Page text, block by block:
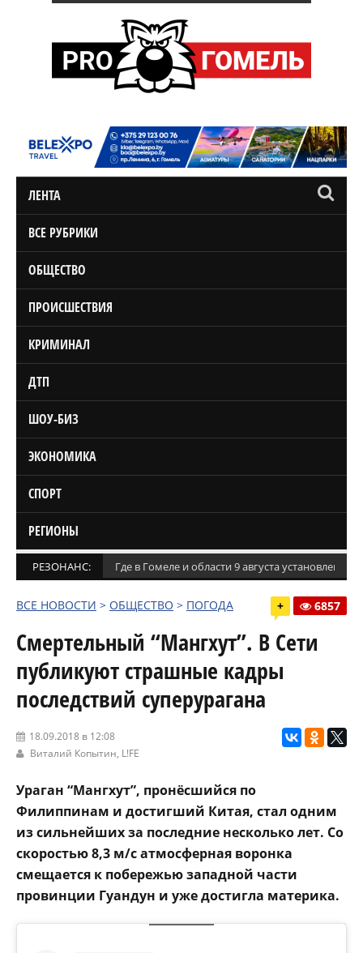
ЛЕНТА
ВСЕ РУБРИКИ
ОБЩЕСТВО
ПРОИСШЕСТВИЯ
КРИМИНАЛ
ДТП
ШОУ-БИЗ
ЭКОНОМИКА
СПОРТ
РЕГИОНЫ
РЕЗОНАНС: Где в Гомеле и области 9 августа установлены
ВСЕ НОВОСТИ > ОБЩЕСТВО > ПОГОДА + 6857
Смертельный “Мангхут”. В Сети
публикуют страшные кадры
последствий суперурагана
18.09.2018 в 12:08
Виталий Копытин, L!FE
Ураган “Мангхут”, пронёсшийся по
Филиппинам и достигший Китая, стал одним
из сильнейших за последние несколько лет. Со
скоростью 8,3 м/с атмосферная воронка
смещается к побережью западной части
провинции Гуандун и уже достигла материка.